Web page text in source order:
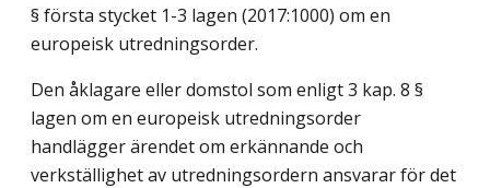
§ första stycket 1-3 lagen (2017:1000) om en
europeisk utredningsorder.
Den åklagare eller domstol som enligt 3 kap. 8 §
lagen om en europeisk utredningsorder
handlägger ärendet om erkännande och
verkställighet av utredningsordern ansvarar för det